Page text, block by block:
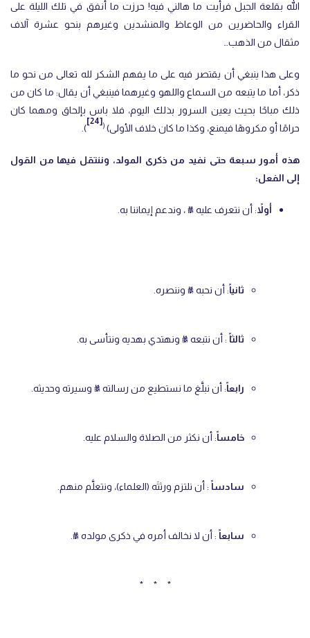
الله بقلعة الجبل فرأيت ما هالني فيه! حرزت ما أنفق في تلك الليلة على
القراء والحاضرين من الوعاظ والمنشدين وغيرهم بنحو عشرة آلاف
مثقال من الذهب…
وعلى هذا ينبغي أن يقتصر فيه على ما يفهم الشكر لله تعالى من نحو ما
ذكر، أما ما يتبعه من السماع واللهو وغيرهما فينبغي أن يقال: ما كان من
ذلك مباحًا بحيث يعين السرور بذلك اليوم، فلا باس بإلحاق ومهما كان
حرامًا أو مكروهًا فيمنع، وكذا ما كان خلاف الأولى) (
[24]
).
هذه أمور سبعة حتى نفيد من ذكرى المولد، وننتقل فيها من القول
إلى الفعل:
أولاً: أن نتعرف عليه ﷺ ، وندعم إيماننا به.
ثانياً: أن نحبه ﷺ وننصره.
ثالثاً : أن نتبعه ﷺ ونهتدي بهديه ونتأسى به.
رابعاً: أن نبلَّغ ما نستطيع من رسالته ﷺ وسيرته وحديثه.
خامساً: أن نكثر من الصلاة والسلام عليه.
سادساً : أن نلتزم ورثتَه (العلماء)، ونتعلَّم منهم.
سابعاً : أن لا نخالف أمره في ذكرى مولده ﷺ.
* * *